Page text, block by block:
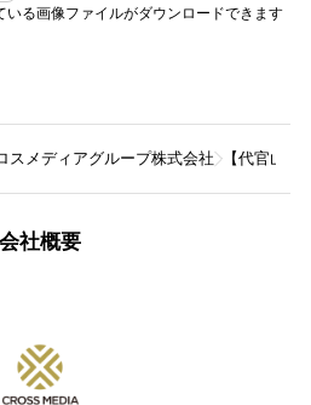
いる画像ファイルがダウンロードできます
スメディアグループ株式会社 【代官山
会社概要